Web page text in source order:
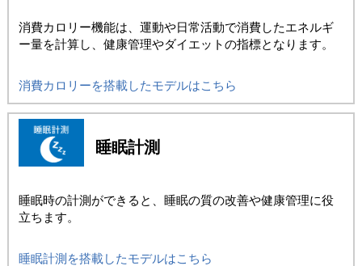
消費カロリー機能は、運動や日常活動で消費したエネルギ
ー量を計算し、健康管理やダイエットの指標となります。
消費カロリーを搭載したモデルはこちら
睡眠計測
睡眠時の計測ができると、睡眠の質の改善や健康管理に役
立ちます。
睡眠計測を搭載したモデルはこちら